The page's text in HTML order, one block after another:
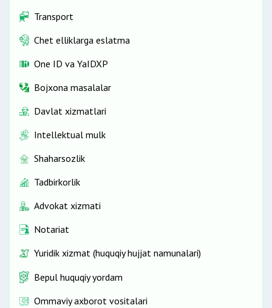
Transport
Chet elliklarga eslatma
One ID vа YaIDXP
Bojxona masalalar
Davlat xizmatlari
Intellektual mulk
Shaharsozlik
Tadbirkorlik
Advokat xizmati
Notariat
Yuridik xizmat (huquqiy hujjat namunalari)
Bepul huquqiy yordam
Ommaviy axborot vositalari